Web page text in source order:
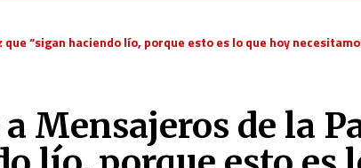
“sigan haciendo lío, porque esto es lo que hoy
Mensajeros de la